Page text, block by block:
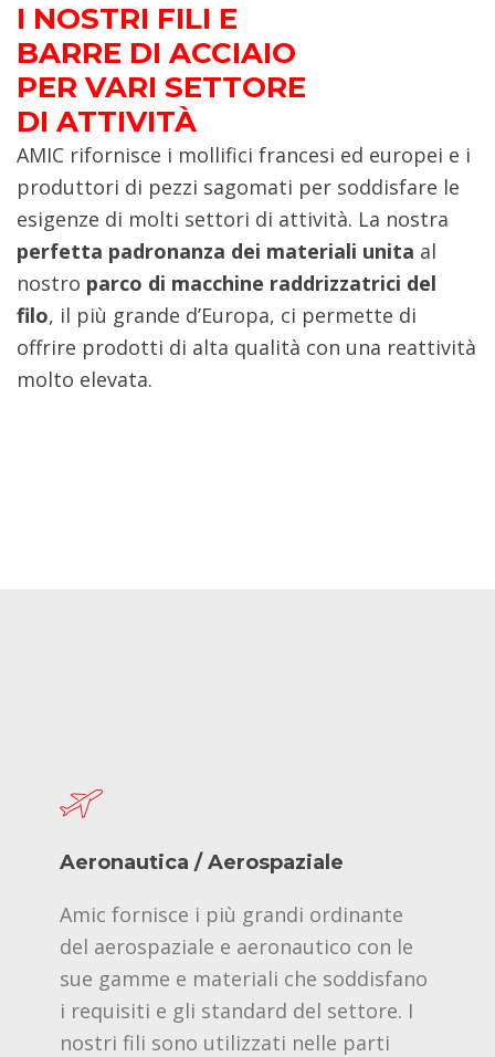
I NOSTRI FILI E
BARRE DI ACCIAIO
PER VARI SETTORE
DI ATTIVITÀ
AMIC rifornisce i mollifici francesi ed europei e i
produttori di pezzi sagomati per soddisfare le
esigenze di molti settori di attività. La nostra
perfetta padronanza dei materiali unita al
nostro parco di macchine raddrizzatrici del
filo, il più grande d’Europa, ci permette di
offrire prodotti di alta qualità con una reattività
molto elevata.
Aeronautica / Aerospaziale
Amic fornisce i più grandi ordinante
del aerospaziale e aeronautico con le
sue gamme e materiali che soddisfano
i requisiti e gli standard del settore. I
nostri fili sono utilizzati nelle parti